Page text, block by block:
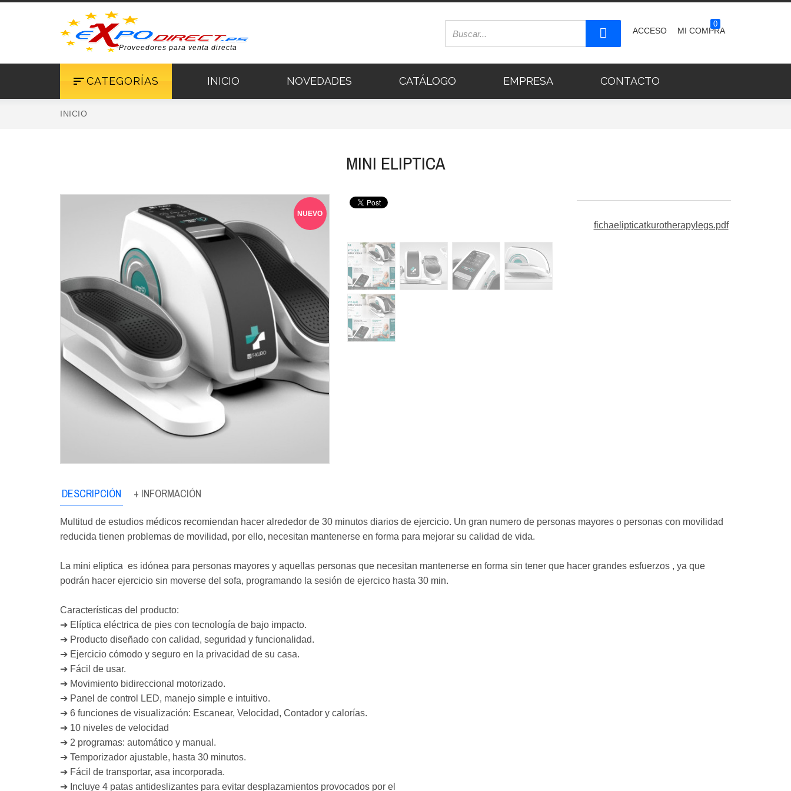
Proveedores para venta directa
ACCESO
0
MI COMPRA
INICIO NOVEDADES CATÁLOGO EMPRESA CONTACTO
CATEGORÍAS
INICIO
MINI ELIPTICA
NUEVO
fichaelipticatkurotherapylegs.pdf
DESCRIPCIÓN + INFORMACIÓN
Multitud de estudios médicos recomiendan hacer alrededor de 30 minutos diarios de ejercicio. Un gran numero de personas mayores o personas con movilidad
reducida tienen problemas de movilidad, por ello, necesitan mantenerse en forma para mejorar su calidad de vida.
La mini eliptica es idónea para personas mayores y aquellas personas que necesitan mantenerse en forma sin tener que hacer grandes esfuerzos , ya que
podrán hacer ejercicio sin moverse del sofa, programando la sesión de ejercico hasta 30 min.
Características del producto:
➔ Elíptica eléctrica de pies con tecnología de bajo impacto.
➔ Producto diseñado con calidad, seguridad y funcionalidad.
➔ Ejercicio cómodo y seguro en la privacidad de su casa.
➔ Fácil de usar.
➔ Movimiento bidireccional motorizado.
➔ Panel de control LED, manejo simple e intuitivo.
➔ 6 funciones de visualización: Escanear, Velocidad, Contador y calorías.
➔ 10 niveles de velocidad
➔ 2 programas: automático y manual.
➔ Temporizador ajustable, hasta 30 minutos.
➔ Fácil de transportar, asa incorporada.
➔ Incluye 4 patas antideslizantes para evitar desplazamientos provocados por el